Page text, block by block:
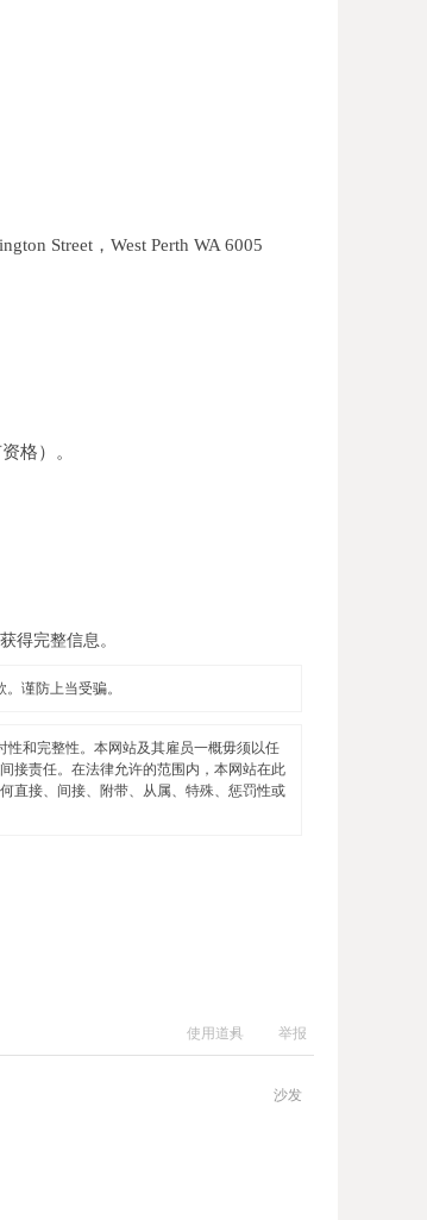
Street，West Perth WA 6005
格）。
得完整信息。
谨防上当受骗。
和完整性。本网站及其雇员一概毋须以任
接责任。在法律允许的范围内，本网站在此
直接、间接、附带、从属、特殊、惩罚性或
使用道具 举报
沙发